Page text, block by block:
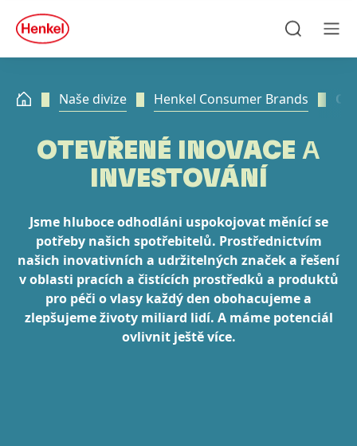
Skip to footer
quick
search
Naše divize Henkel Consumer Brands
OTEVŘENÉ INOVACE A
INVESTOVÁNÍ
Jsme hluboce odhodláni uspokojovat měnící se
potřeby našich spotřebitelů. Prostřednictvím
našich inovativních a udržitelných značek a řešení
v oblasti pracích a čistících prostředků a produktů
pro péči o vlasy každý den obohacujeme a
zlepšujeme životy miliard lidí. A máme potenciál
ovlivnit ještě více.